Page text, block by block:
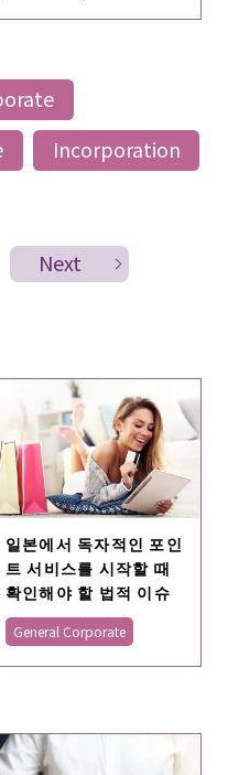
Incorporation
Next
일본에서 독자적인 포인
트 서비스를 시작할 때
확인해야 할 법적 이슈
General Corporate